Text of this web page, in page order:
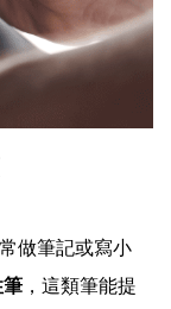
做筆記或寫小
，這類筆能提